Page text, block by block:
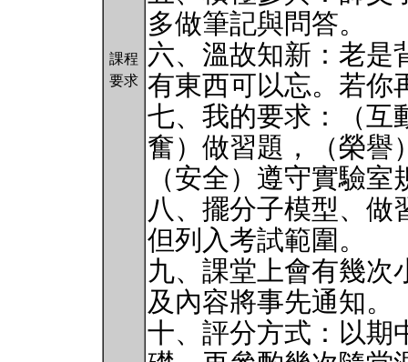
課程
要求
多做筆記與問答。
六、溫故知新：老是
有東西可以忘。若你
七、我的要求：（互
奮）做習題，（榮譽
（安全）遵守實驗室
八、擺分子模型、做
但列入考試範圍。
九、課堂上會有幾次
及內容將事先通知。
十、評分方式：以期